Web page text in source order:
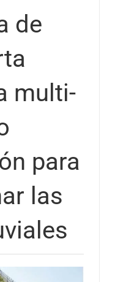
de
multi-
para
las